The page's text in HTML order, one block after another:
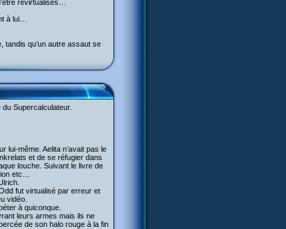
revirtualisés…
à lui…
tandis qu’un autre assaut se
Supercalculateur.
lui-même. Aelita n’avait pas le
et de se réfugier dans
louche. Suivant le livre de
etc…
fut virtualisé par erreur et
vidéo.
à quiconque.
leurs armes mais ils ne
de son halo rouge à la fin